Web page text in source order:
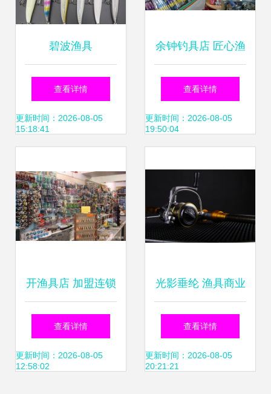
碧波渔具
查看详情
更新时间：2026-08-05
15:18:41
余钟钓具店 匠心渔
具，悠然垂钓时光
查看详情
更新时间：2026-08-05
19:50:04
开渔具店 加盟连锁
还是自主运营？一
文带你理清思路
查看详情
更新时间：2026-08-05
12:58:02
光影垂纶 渔具商业
摄影中的质感与意
境创新——ArisYu
查看详情
更新时间：2026-08-05
20:21:21